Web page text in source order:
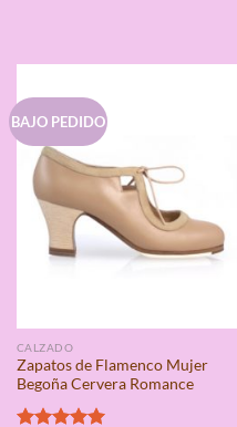
BAJO PEDIDO
CALZADO
Zapatos de Flamenco Mujer
Begoña Cervera Romance